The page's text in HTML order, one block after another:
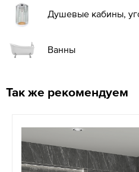
Душевые кабины,
Ванны
Так же рекомендуем